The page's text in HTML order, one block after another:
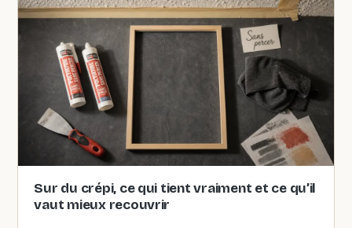
Sur du crépi, ce qui tient vraiment et ce qu’il
vaut mieux recouvrir